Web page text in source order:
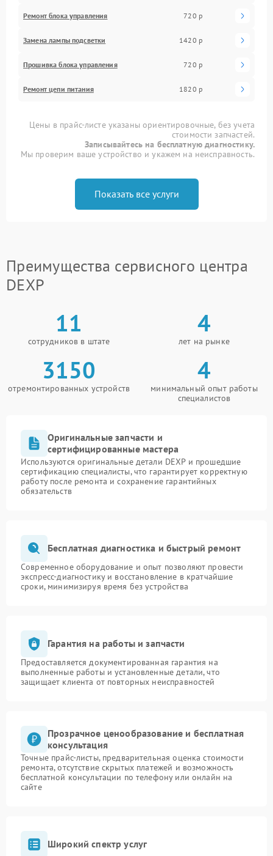
Ремонт блока управления 720 р
Замена лампы подсветки 1420 р
Прошивка блока управления 720 р
Ремонт цепи питания 1820 р
Цены в прайс-листе указаны ориентировочные, без учета
стоимости запчастей.
Записывайтесь на бесплатную диагностику.
Мы проверим ваше устройство и укажем на неисправность.
Показать все услуги
Преимущества сервисного центра
DEXP
11
сотрудников в штате
4
лет на рынке
3150
отремонтированных устройств
4
минимальный опыт работы
специалистов
Оригинальные запчасти и
сертифицированные мастера
Используются оригинальные детали DEXP и прошедшие
сертификацию специалисты, что гарантирует корректную
работу после ремонта и сохранение гарантийных
обязательств
Бесплатная диагностика и быстрый ремонт
Современное оборудование и опыт позволяют провести
экспресс-диагностику и восстановление в кратчайшие
сроки, минимизируя время без устройства
Гарантия на работы и запчасти
Предоставляется документированная гарантия на
выполненные работы и установленные детали, что
защищает клиента от повторных неисправностей
Прозрачное ценообразование и бесплатная
консультация
Точные прайс-листы, предварительная оценка стоимости
ремонта, отсутствие скрытых платежей и возможность
бесплатной консультации по телефону или онлайн на
сайте
Широкий спектр услуг